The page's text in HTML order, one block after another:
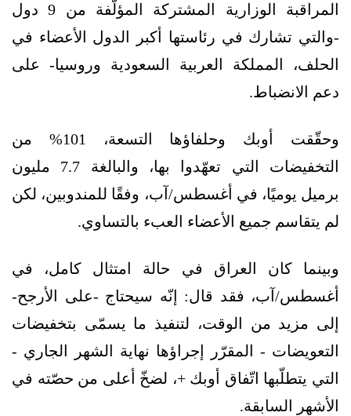
المراقبة الوزارية المشتركة المؤلّفة من 9 دول
-والتي تشارك في رئاستها أكبر الدول الأعضاء في
الحلف، المملكة العربية السعودية وروسيا- على
دعم الانضباط.
وحقّقت أوبك وحلفاؤها التسعة، 101% من
التخفيضات التي تعهّدوا بها، والبالغة 7.7 مليون
برميل يوميًا، في أغسطس/آب، وفقًا للمندوبين، لكن
لم يتقاسم جميع الأعضاء العبء بالتساوي.
وبينما كان العراق في حالة امتثال كامل، في
أغسطس/آب، فقد قال: إنّه سيحتاج -على الأرجح-
إلى مزيد من الوقت، لتنفيذ ما يسمّى بتخفيضات
التعويضات - المقرّر إجراؤها نهاية الشهر الجاري -
التي يتطلّبها اتّفاق أوبك +، لضخّ أعلى من حصّته في
الأشهر السابقة.